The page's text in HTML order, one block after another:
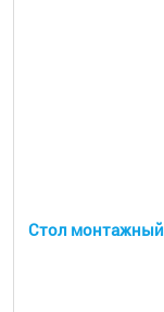
Стол